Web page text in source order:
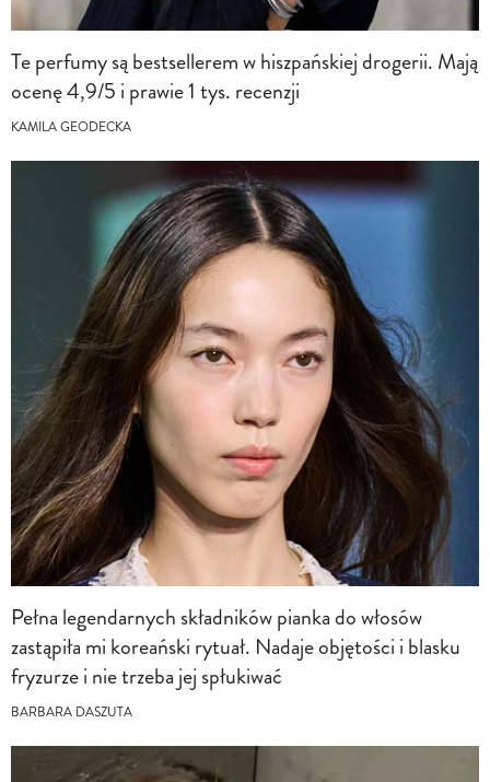
Te perfumy są bestsellerem w hiszpańskiej drogerii. Mają
ocenę 4,9/5 i prawie 1 tys. recenzji
KAMILA GEODECKA
Pełna legendarnych składników pianka do włosów
zastąpiła mi koreański rytuał. Nadaje objętości i blasku
fryzurze i nie trzeba jej spłukiwać
BARBARA DASZUTA